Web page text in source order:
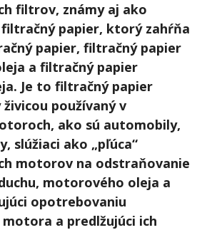
filtrov, známy aj ako
papier, ktorý zahŕňa
papier, filtračný papier
a filtračný papier
Je to filtračný papier
používaný v
ako sú automobily,
slúžiaci ako „pľúca“
motorov na odstraňovanie
motorového oleja a
opotrebovaniu
a predlžujúci ich